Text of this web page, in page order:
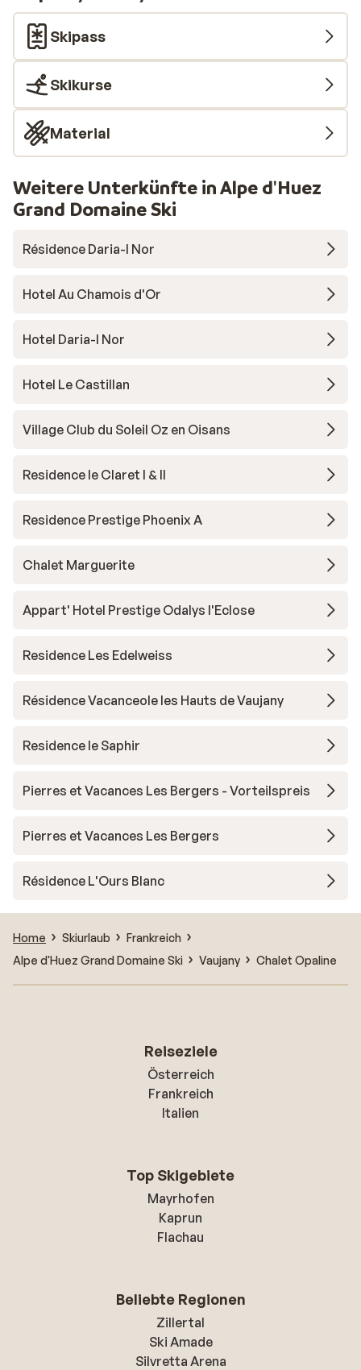
Skipass
Skikurse
Material
Weitere Unterkünfte in Alpe d'Huez
Grand Domaine Ski
Résidence Daria-I Nor
Hotel Au Chamois d'Or
Hotel Daria-I Nor
Hotel Le Castillan
Village Club du Soleil Oz en Oisans
Residence le Claret I & II
Residence Prestige Phoenix A
Chalet Marguerite
Appart' Hotel Prestige Odalys l'Eclose
Residence Les Edelweiss
Résidence Vacanceole les Hauts de Vaujany
Residence le Saphir
Pierres et Vacances Les Bergers - Vorteilspreis
Pierres et Vacances Les Bergers
Résidence L'Ours Blanc
Home Skiurlaub
Frankreich
Alpe d'Huez Grand Domaine Ski
Vaujany Chalet Opaline
Reiseziele
Österreich
Frankreich
Italien
Top Skigebiete
Mayrhofen
Kaprun
Flachau
Beliebte Regionen
Zillertal
Ski Amade
Silvretta Arena